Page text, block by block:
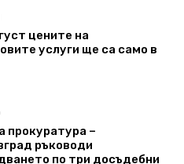
цените на
услуги ще са само в
прокуратура –
ръководи
по три досъдебни